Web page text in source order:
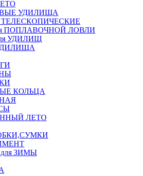
УДИЛИЩА
ПОПЛАВОЧНОЙ ЛОВЛИ
УДИЛИЩ
КОЛЬЦА
ЛЕТО
ЗИМЫ